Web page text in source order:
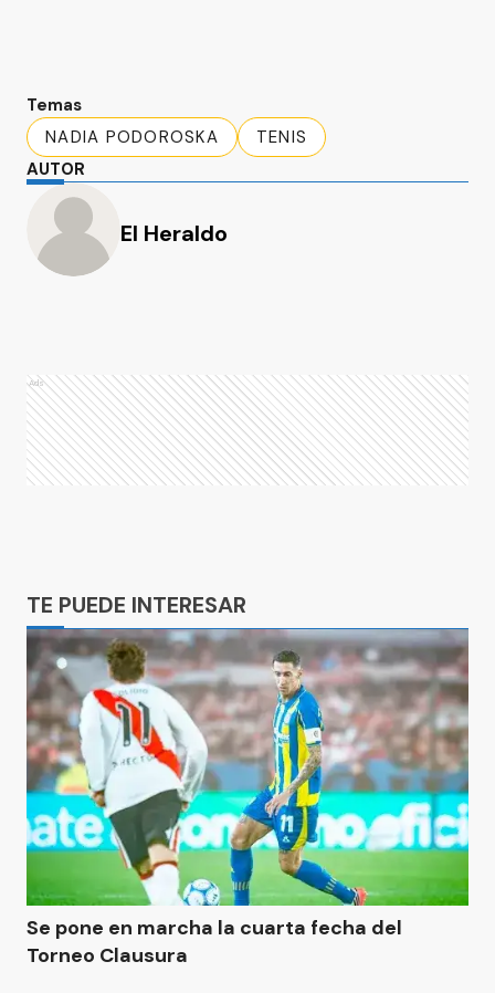
Temas
NADIA PODOROSKA
TENIS
AUTOR
El Heraldo
Ads
TE PUEDE INTERESAR
Se pone en marcha la cuarta fecha del
Torneo Clausura